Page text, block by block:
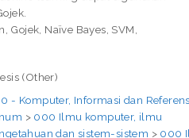
Gojek, Naïve Bayes, SVM,
(Other)
- Komputer, Informasi dan
> 000 Ilmu komputer, ilmu
dan sistem-sistem > 000